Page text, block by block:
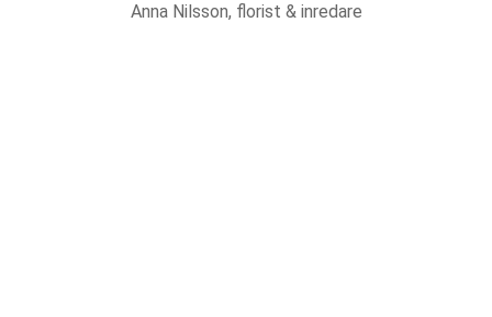
Anna Nilsson, florist & inredare